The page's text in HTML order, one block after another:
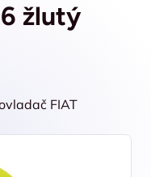
žlutý
FIAT